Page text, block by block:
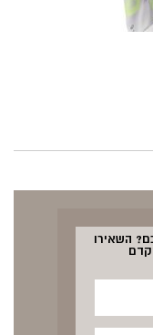
השאירו